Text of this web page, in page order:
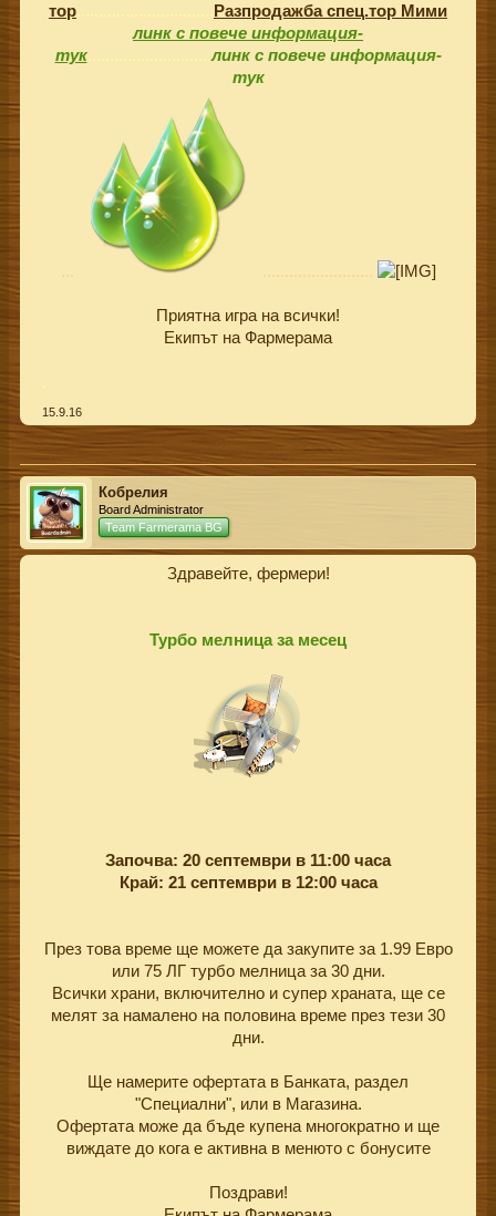
тор
Разпродажба спец.тор Мими
линк с повече информация-
тук............................линк с повече информация-
тук
... .........................
Приятна игра на всички!
Екипът на Фармерама​
15.9.16
Кобрелия
Board Administrator
Team Farmerama BG
Здравейте, фермери!
Турбо мелница за месец
Започва: 20 септември в 11:00 часа
Край: 21 септември в 12:00 часа
През това време ще можете да закупите за 1.99 Евро
или 75 ЛГ турбо мелница за 30 дни.
Всички храни, включително и супер храната, ще се
мелят за намалено на половина време през тези 30
дни.
Ще намерите офертата в Банката, раздел
"Специални", или в Магазина.
Офертата може да бъде купена многократно и ще
виждате до кога е активна в менюто с бонусите
Поздрави!